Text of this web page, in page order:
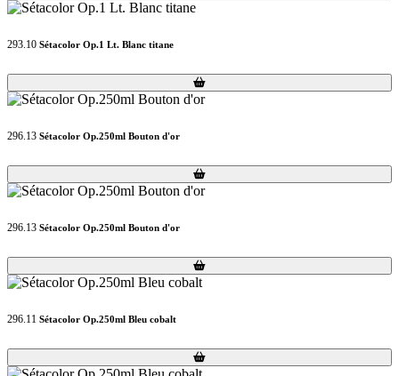
293.10 Sétacolor Op.1 Lt. Blanc titane
Loading...
Loading...
296.13 Sétacolor Op.250ml Bouton d'or
Loading...
Loading...
296.13 Sétacolor Op.250ml Bouton d'or
Loading...
Loading...
296.11 Sétacolor Op.250ml Bleu cobalt
Loading...
Loading...